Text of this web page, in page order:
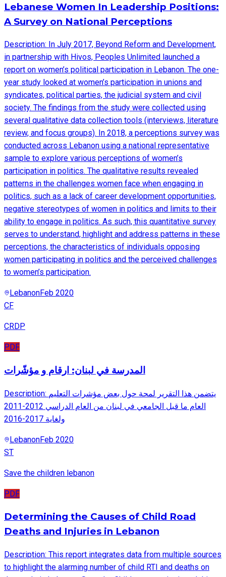
Lebanese Women In Leadership Positions:
A Survey on National Perceptions
Description: In July 2017, Beyond Reform and Development,
in partnership with Hivos, Peoples Unlimited launched a
report on women’s political participation in Lebanon. The one-
year study looked at women’s participation in unions and
syndicates, political parties, the judicial system and civil
society. The findings from the study were collected using
several qualitative data collection tools (interviews, literature
review, and focus groups). In 2018, a perceptions survey was
conducted across Lebanon using a national representative
sample to explore various perceptions of women’s
participation in politics. The qualitative results revealed
patterns in the challenges women face when engaging in
politics, such as a lack of career development opportunities,
negative stereotypes of women in politics and limits to their
ability to engage in politics. As such, this quantitative survey
serves to understand, highlight and address patterns in these
perceptions, the characteristics of individuals opposing
women participating in politics and the perceived challenges
to women’s participation.
LebanonFeb 2020
CF
CRDP
PDF
المدرسة في لبنان: ارقام و مؤشّرات
Description: يتضمن هذا التقرير لمحة حول بعض مؤشرات التعليم
العام ما قبل الجامعي في لبنان من العام الدراسي 2012-2011
ولغاية 2017-2016
LebanonFeb 2020
ST
Save the children lebanon
PDF
Determining the Causes of Child Road
Deaths and Injuries in Lebanon
Description: This report integrates data from multiple sources
to highlight the alarming number of child RTI and deaths on